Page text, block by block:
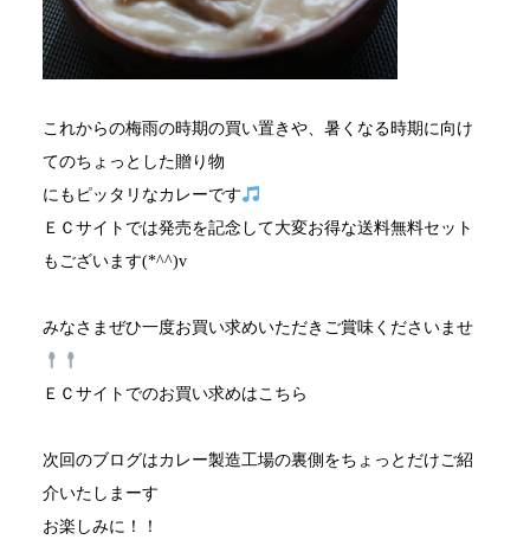
これからの梅雨の時期の買い置きや、暑くなる時期に向け
てのちょっとした贈り物
にもピッタリなカレーです
ＥＣサイトでは発売を記念して大変お得な送料無料セット
もございます(*^^)v
みなさまぜひ一度お買い求めいただきご賞味くださいませ
ＥＣサイトでのお買い求めはこちら
次回のブログはカレー製造工場の裏側をちょっとだけご紹
介いたしまーす
お楽しみに！！